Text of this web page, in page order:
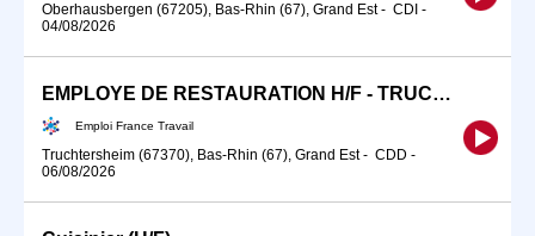
Oberhausbergen (67205), Bas-Rhin (67), Grand Est- CDI -
04/08/2026
EMPLOYE DE RESTAURATION H/F - TRUCHTERSHEIM - CDD (H/F)
Emploi France Travail
Truchtersheim (67370), Bas-Rhin (67), Grand Est- CDD -
06/08/2026